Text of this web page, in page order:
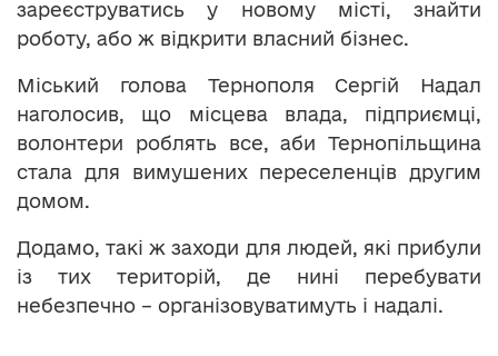
зареєструватись у новому місті, знайти
роботу, або ж відкрити власний бізнес.
Міський голова Тернополя Сергій Надал
наголосив, що місцева влада, підприємці,
волонтери роблять все, аби Тернопільщина
стала для вимушених переселенців другим
домом.
Додамо, такі ж заходи для людей, які прибули
із тих територій, де нині перебувати
небезпечно – організовуватимуть і надалі.